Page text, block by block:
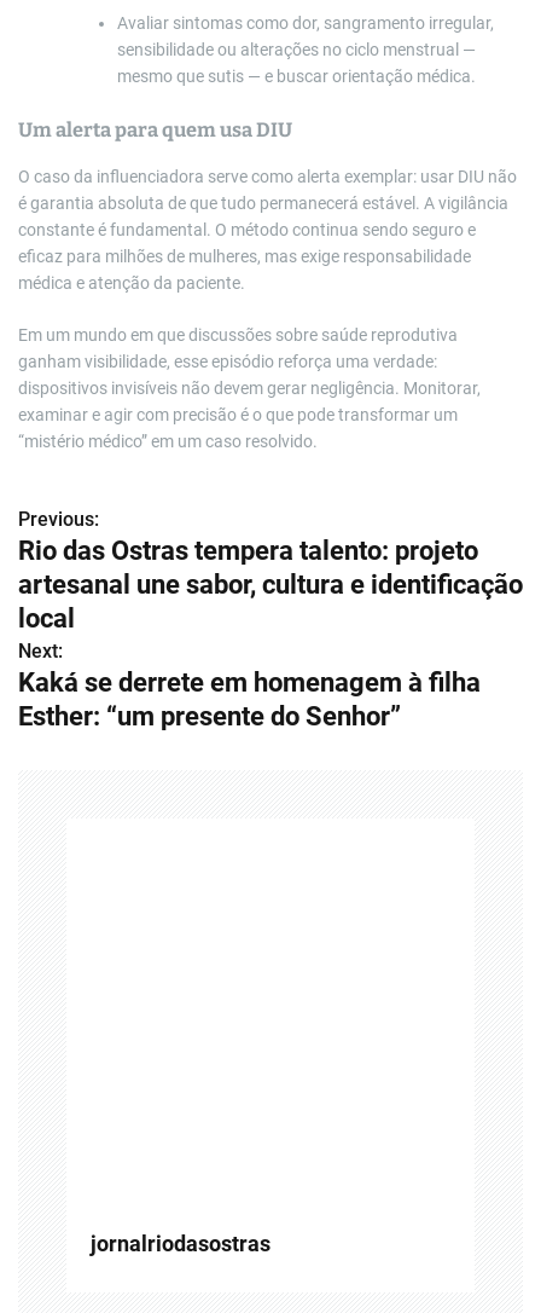
Avaliar sintomas como dor, sangramento irregular,
sensibilidade ou alterações no ciclo menstrual —
mesmo que sutis — e buscar orientação médica.
Um alerta para quem usa DIU
O caso da influenciadora serve como alerta exemplar: usar DIU não
é garantia absoluta de que tudo permanecerá estável. A vigilância
constante é fundamental. O método continua sendo seguro e
eficaz para milhões de mulheres, mas exige responsabilidade
médica e atenção da paciente.
Em um mundo em que discussões sobre saúde reprodutiva
ganham visibilidade, esse episódio reforça uma verdade:
dispositivos invisíveis não devem gerar negligência. Monitorar,
examinar e agir com precisão é o que pode transformar um
“mistério médico” em um caso resolvido.
N
a
v
e
g
Previous:
Rio das Ostras tempera talento: projeto
artesanal une sabor, cultura e identificação
local
Next:
Kaká se derrete em homenagem à filha
Esther: “um presente do Senhor”
jornalriodasostras